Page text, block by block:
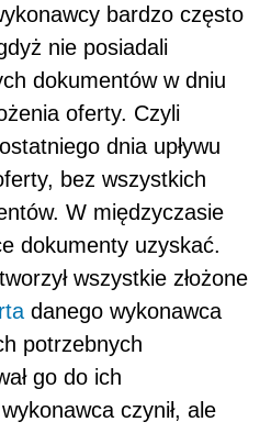
bardzo często
nie posiadali
dokumentów w dniu
oferty. Czyli
dnia upływu
bez wszystkich
W międzyczasie
dokumenty uzyskać.
wszystkie złożone
danego wykonawca
potrzebnych
go do ich
czynił, ale